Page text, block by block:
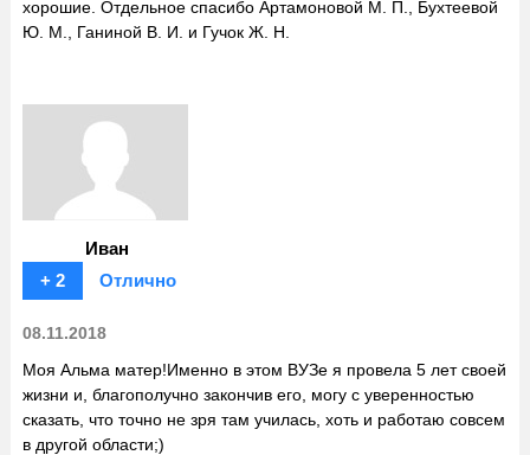
хорошие. Отдельное спасибо Артамоновой М. П., Бухтеевой
Ю. М., Ганиной В. И. и Гучок Ж. Н.
Иван
+ 2
Отлично
08.11.2018
Моя Альма матер!Именно в этом ВУЗе я провела 5 лет своей
жизни и, благополучно закончив его, могу с уверенностью
сказать, что точно не зря там училась, хоть и работаю совсем
в другой области;)